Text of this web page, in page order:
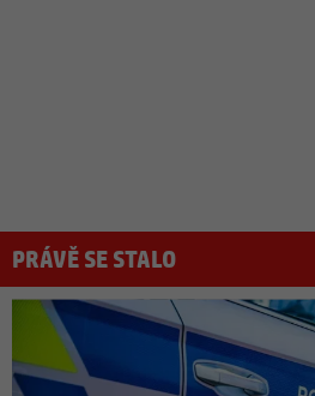
PRÁVĚ SE STALO